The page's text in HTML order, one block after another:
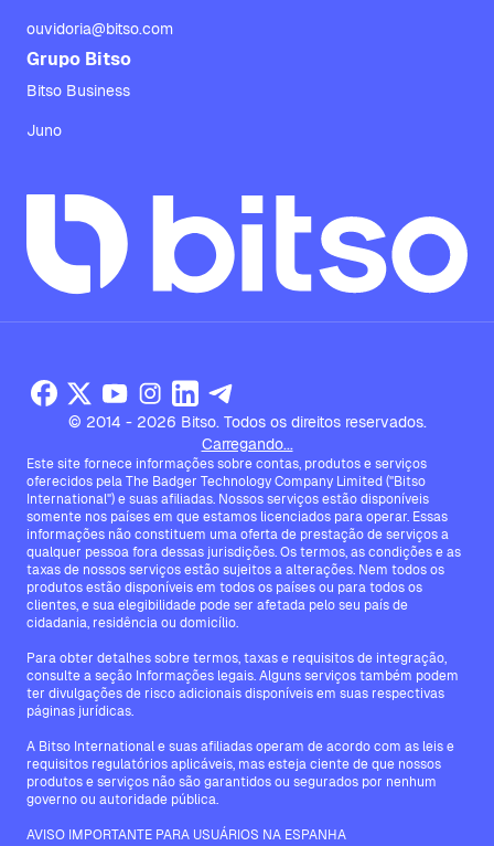
ouvidoria@bitso.com
Grupo Bitso
Bitso Business
Juno
© 2014 - 2026 Bitso. Todos os direitos reservados.
Carregando...
Este site fornece informações sobre contas, produtos e serviços
oferecidos pela The Badger Technology Company Limited ("Bitso
International") e suas afiliadas. Nossos serviços estão disponíveis
somente nos países em que estamos licenciados para operar. Essas
informações não constituem uma oferta de prestação de serviços a
qualquer pessoa fora dessas jurisdições. Os termos, as condições e as
taxas de nossos serviços estão sujeitos a alterações. Nem todos os
produtos estão disponíveis em todos os países ou para todos os
clientes, e sua elegibilidade pode ser afetada pelo seu país de
cidadania, residência ou domicílio.
Para obter detalhes sobre termos, taxas e requisitos de integração,
consulte a seção Informações legais. Alguns serviços também podem
ter divulgações de risco adicionais disponíveis em suas respectivas
páginas jurídicas.
A Bitso International e suas afiliadas operam de acordo com as leis e
requisitos regulatórios aplicáveis, mas esteja ciente de que nossos
produtos e serviços não são garantidos ou segurados por nenhum
governo ou autoridade pública.
AVISO IMPORTANTE PARA USUÁRIOS NA ESPANHA